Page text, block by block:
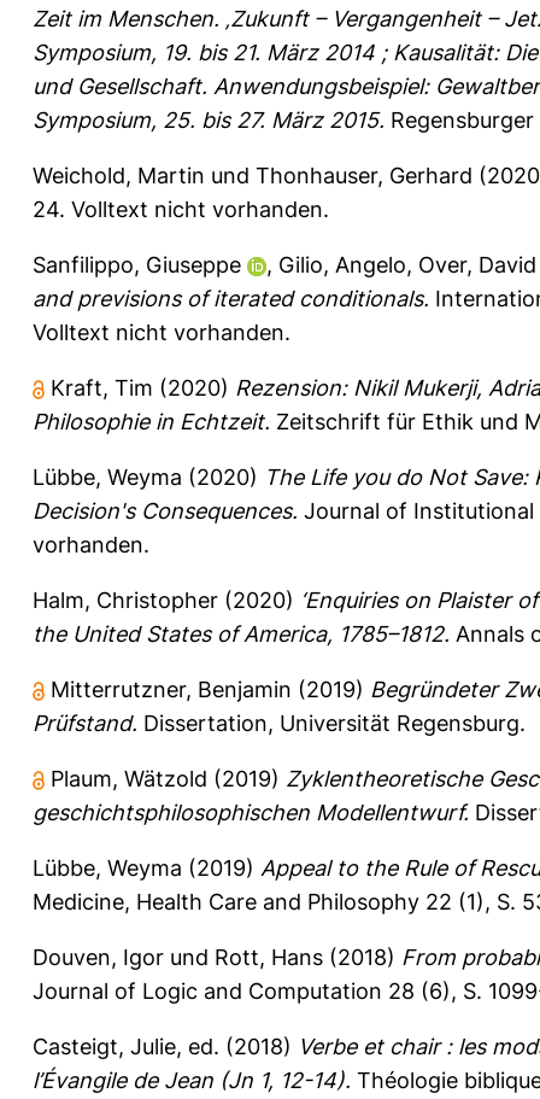
Zeit im Menschen. ‚Zukunft – Vergangenheit –
Symposium, 19. bis 21. März 2014 ; Kausalität:
und Gesellschaft. Anwendungsbeispiel:
Symposium, 25. bis 27. März 2015.
Weichold, Martin und Thonhauser, Gerhard
24. Volltext nicht vorhanden.
Sanfilippo, Giuseppe , Gilio, Angelo, Over, David
and previsions of iterated conditionals.
Volltext nicht vorhanden.
Kraft, Tim (2020) Rezension: Nikil Mukerji,
Philosophie in Echtzeit. Zeitschrift für Ethik und
Lübbe, Weyma (2020) The Life you do Not
Decision's Consequences. Journal of Institutional
vorhanden.
Halm, Christopher (2020) ‘Enquiries on Plaister
the United States of America, 1785–1812. Annals
Mitterrutzner, Benjamin (2019) Begründeter
Prüfstand. Dissertation, Universität Regensburg.
Plaum, Wätzold (2019) Zyklentheoretische
geschichtsphilosophischen Modellentwurf.
Lübbe, Weyma (2019) Appeal to the Rule of
Medicine, Health Care and Philosophy 22 (1), S.
Douven, Igor und Rott, Hans (2018) From
Journal of Logic and Computation 28 (6), S.
Casteigt, Julie, ed. (2018) Verbe et chair : les
l’Évangile de Jean (Jn 1, 12-14). Théologie